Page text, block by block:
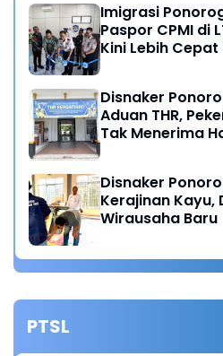
Imigrasi
Paspor CPMI di
Kini Lebih
Disnaker
Aduan THR,
Tak Menerima
Disnaker
Kerajinan Kayu,
Wirausaha Baru
PTSL